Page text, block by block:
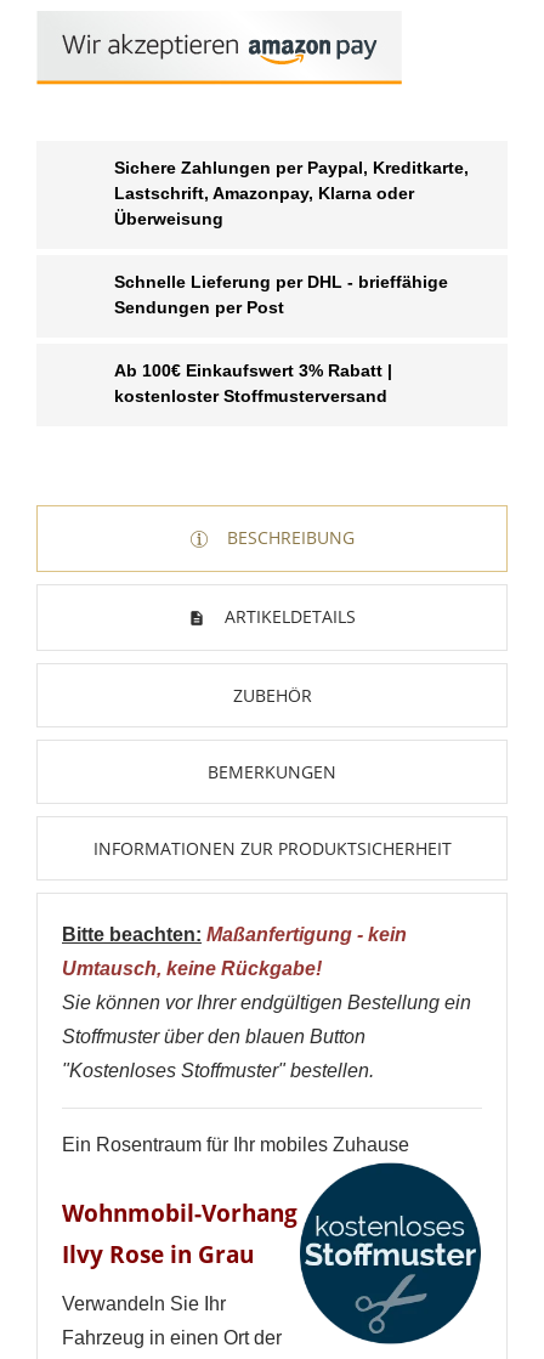
Sichere Zahlungen per Paypal, Kreditkarte,
Lastschrift, Amazonpay, Klarna oder
Überweisung
Schnelle Lieferung per DHL - brieffähige
Sendungen per Post
Ab 100€ Einkaufswert 3% Rabatt |
kostenloster Stoffmusterversand
BESCHREIBUNG
ARTIKELDETAILS
ZUBEHÖR
BEMERKUNGEN
INFORMATIONEN ZUR PRODUKTSICHERHEIT
Bitte beachten: Maßanfertigung - kein
Umtausch, keine Rückgabe!
Sie können vor Ihrer endgültigen Bestellung ein
Stoffmuster über den blauen Button
"Kostenloses Stoffmuster" bestellen.
Ein Rosentraum für Ihr mobiles Zuhause
Wohnmobil-Vorhang
Ilvy Rose in Grau
Verwandeln Sie Ihr
Fahrzeug in einen Ort der